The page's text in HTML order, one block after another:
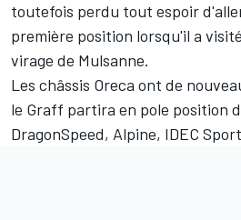
toutefois perdu tout espoir
première position lorsqu'il a
virage de Mulsanne.
Les châssis Oreca ont de
le Graff partira en pole position
DragonSpeed, Alpine, IDEC